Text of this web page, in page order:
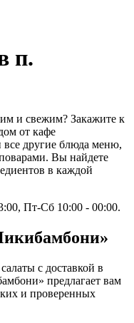
п.
и свежим? Закажите к
от кафе
другие блюда меню,
Вы найдете
в каждой
Пт-Сб 10:00 - 00:00.
с доставкой в
предлагает вам
и проверенных